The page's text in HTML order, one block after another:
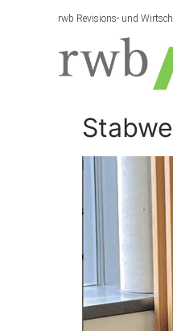
rwb Revisions- und